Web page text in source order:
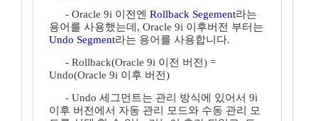
- Oracle 9i 이전엔 Rollback Segement라는
용어를 사용했는데, Oracle 9i 이후버전 부터는
Undo Segment라는 용어를 사용합니다.
- Rollback(Oracle 9i 이전 버전) =
Undo(Oracle 9i 이후 버전)
- Undo 세그먼트는 관리 방식에 있어서 9i
이후 버전에서 자동 관리 모드와 수동 관리 모